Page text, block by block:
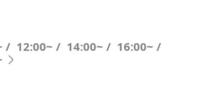
/ 12:00~ / 14:00~ / 16:00~ /